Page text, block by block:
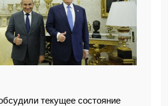
текущее состояние